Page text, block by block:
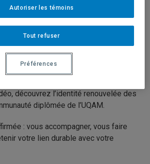
découvrez l’identité renouvelée des
diplômée de l’UQAM.
: vous accompagner, vous faire
votre lien durable avec votre
Tout refuser
Autoriser les témoins
Préférences